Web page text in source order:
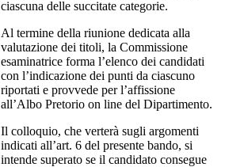
ciascuna delle succitate categorie.
Al termine della riunione dedicata alla
valutazione dei titoli, la Commissione
esaminatrice forma l’elenco dei candidati
con l’indicazione dei punti da ciascuno
riportati e provvede per l’affissione
all’Albo Pretorio on line del Dipartimento.
Il colloquio, che verterà sugli argomenti
indicati all’art. 6 del presente bando, si
intende superato se il candidato consegue